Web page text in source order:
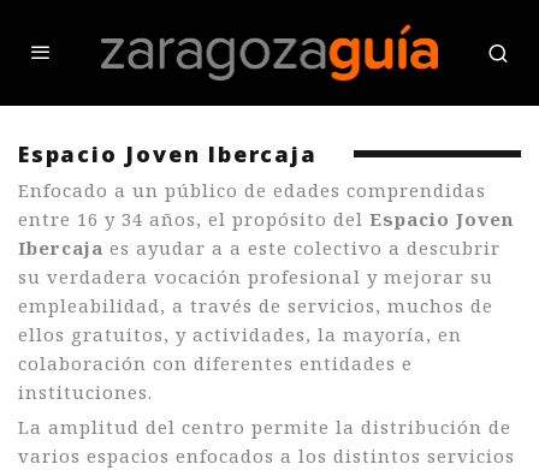
Espacio Joven Ibercaja
Enfocado a un público de edades comprendidas
entre 16 y 34 años, el propósito del Espacio Joven
Ibercaja es ayudar a a este colectivo a descubrir
su verdadera vocación profesional y mejorar su
empleabilidad, a través de servicios, muchos de
ellos gratuitos, y actividades, la mayoría, en
colaboración con diferentes entidades e
instituciones.
La amplitud del centro permite la distribución de
varios espacios enfocados a los distintos servicios